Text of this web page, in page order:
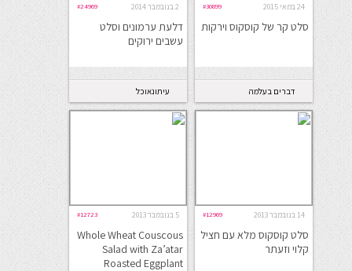
24 במאי 2015 #30899
סלט קר של קוסקוס וירקות
דברים בעלמה
2 בנובמבר 2014 #24969
דלעת ערמונים וסלט
עשבים ירוקים
עיתונאוכל
14 בנובמבר 2013 #12969
סלט קוסקוס מלא עם חציל
קלוי וזעתר
5 בנובמבר 2013 #12723
Whole Wheat Couscous
Salad with Za’atar
Roasted Eggplant